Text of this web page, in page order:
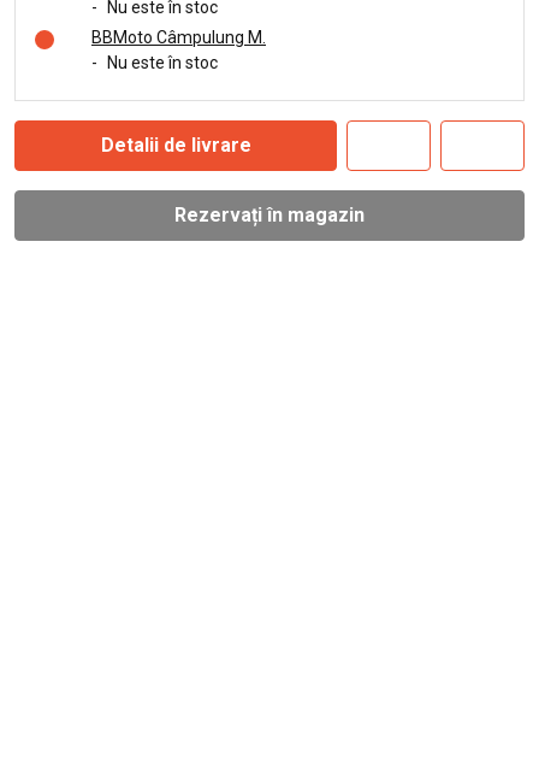
-
Nu este în stoc
BBMoto Câmpulung M.
-
Nu este în stoc
Detalii de livrare
Rezervați în magazin